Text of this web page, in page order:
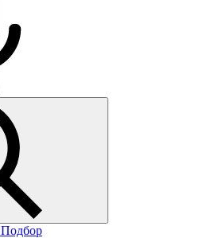
Подбор